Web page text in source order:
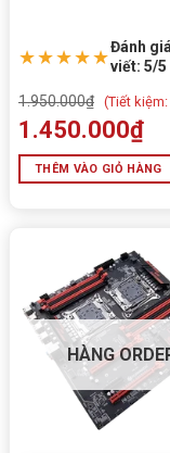
★★★★★Đánh
viết: 5/5
1.950.000₫ (Tiết kiệm:
1.450.000₫
THÊM VÀO GIỎ HÀNG
HÀNG